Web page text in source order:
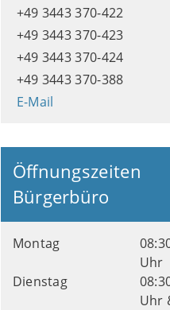
+49 3443 370-422
+49 3443 370-423
+49 3443 370-424
+49 3443 370-388
E-Mail
Öffnungszeiten
Bürgerbüro
Montag
Uhr
Dienstag
Uhr